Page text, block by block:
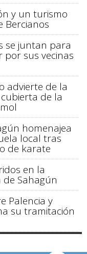
y un turismo
Bercianos
se juntan para
sus vecinas
advierte de la
de la
homenajea
local tras
de karate
en la
Sahagún
Palencia y
su tramitación